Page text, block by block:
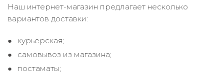
Наш интернет-магазин предлагает несколько
вариантов доставки:
курьерская;
самовывоз из магазина;
постаматы;